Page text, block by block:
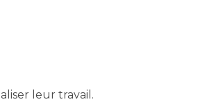
leur travail.